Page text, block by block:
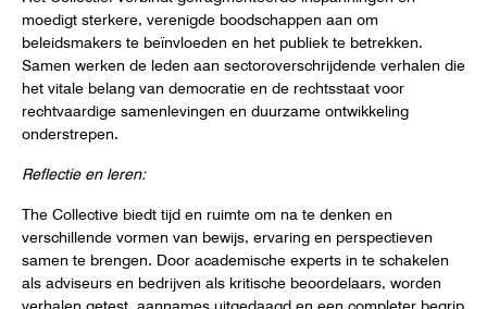
moedigt sterkere, verenigde boodschappen aan om
beleidsmakers te beïnvloeden en het publiek te betrekken.
Samen werken de leden aan sectoroverschrijdende verhalen die
het vitale belang van democratie en de rechtsstaat voor
rechtvaardige samenlevingen en duurzame ontwikkeling
onderstrepen.
Reflectie en leren:
The Collective biedt tijd en ruimte om na te denken en
verschillende vormen van bewijs, ervaring en perspectieven
samen te brengen. Door academische experts in te schakelen
als adviseurs en bedrijven als kritische beoordelaars, worden
verhalen getest, aannames uitgedaagd en een completer begrip